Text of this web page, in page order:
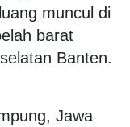
muncul di
barat
Banten.
Jawa